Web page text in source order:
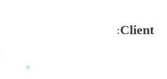
Client: